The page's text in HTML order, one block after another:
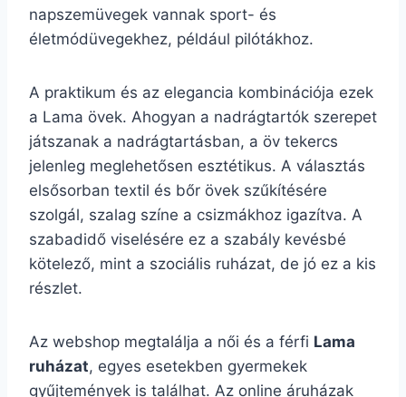
napszemüvegek vannak sport- és
életmódüvegekhez, például pilótákhoz.
A praktikum és az elegancia kombinációja ezek
a Lama övek. Ahogyan a nadrágtartók szerepet
játszanak a nadrágtartásban, a öv tekercs
jelenleg meglehetősen esztétikus. A választás
elsősorban textil és bőr övek szűkítésére
szolgál, szalag színe a csizmákhoz igazítva. A
szabadidő viselésére ez a szabály kevésbé
kötelező, mint a szociális ruházat, de jó ez a kis
részlet.
Az webshop megtalálja a női és a férfi Lama
ruházat, egyes esetekben gyermekek
gyűjtemények is találhat. Az online áruházak